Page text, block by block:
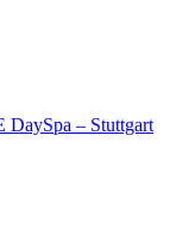
DaySpa – Stuttgart